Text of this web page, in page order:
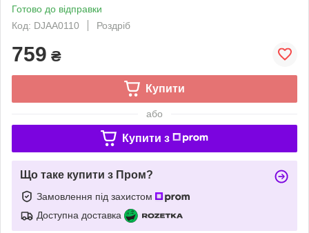
Готово до відправки
Код: DJAA0110
Роздріб
759 ₴
Купити
або
Купити з
Що таке купити з Пром?
Замовлення під захистом
Доступна доставка